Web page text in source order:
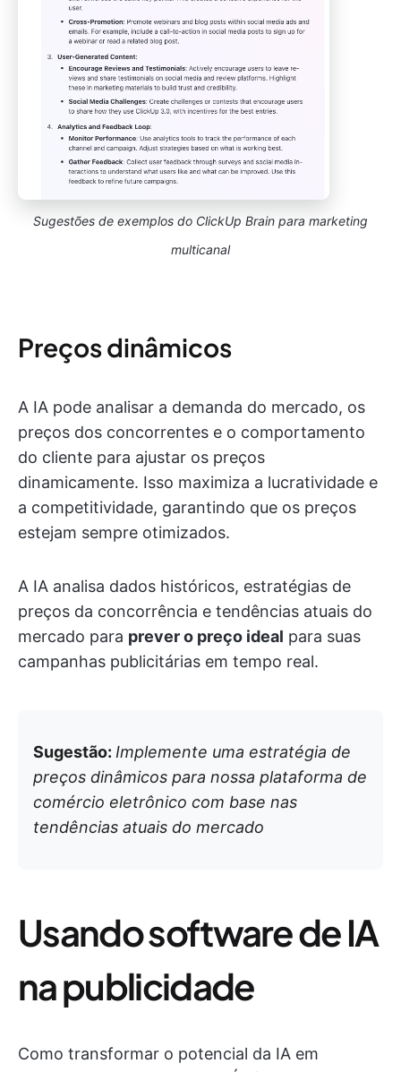
Sugestões de exemplos do ClickUp Brain para marketing
multicanal
Preços dinâmicos
A IA pode analisar a demanda do mercado, os
preços dos concorrentes e o comportamento
do cliente para ajustar os preços
dinamicamente. Isso maximiza a lucratividade e
a competitividade, garantindo que os preços
estejam sempre otimizados.
A IA analisa dados históricos, estratégias de
preços da concorrência e tendências atuais do
mercado para prever o preço ideal para suas
campanhas publicitárias em tempo real.
Sugestão: Implemente uma estratégia de
preços dinâmicos para nossa plataforma de
comércio eletrônico com base nas
tendências atuais do mercado
Usando software de IA
na publicidade
Como transformar o potencial da IA em